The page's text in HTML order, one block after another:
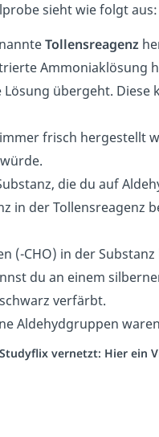
sieht wie folgt aus:
Tollensreagenz
Ammoniaklösung
übergeht.
frisch hergestellt
die du auf
in der Tollensreagenz
(-CHO) in der
du an einem
verfärbt.
Aldehydgruppen
Studyflix vernetzt: Hier ein